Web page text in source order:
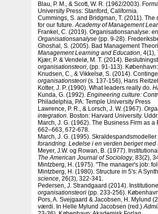
Blau, P. M., & Scott, W. R. (1962/2003).
University Press: Stanford, California.
Cummings, S. and Bridgman, T. (2011).
for our future.Academy of Management
Frankel, C. (2019). Organisationsanalyse:
Organisationsanalyse (pp. 9-28).
Ghoshal, S. (2005). Bad Management
Management Learning and Education, 4(1),
Kjær, P. & Vendelø, M. T. (2014).
organisationsteori, (pp. 91-113).
Knudsen, C., & Vikkelsø, S. (2014).
organisationsteori (s. 137-156), Hans
Kotter, J. P. (1990). What leaders really do.
Kunda, G. (1992). Engineering culture:
Philadelphia, PA: Temple University Press
Lawrence, P. R., & Lorsch, J. W. (1967).
integration. Boston: Harvard University.
March, J. G. (1962). The Business Firm as
662–663, 672-678.
March, J. G. (1995).
forandring. Ledelse i en verden beriget med
Meyer, J.W. og Rowan, B. (1977).
The American Journal of Sociology, 83(2),
Mintzberg, H. (1975). "The manager's job:
Mintzberg, H. (1980). Structure in 5's: A
science, 26(3), 322-341.
Pedersen, J. Strandgaard (2014).
organisationsteori (pp. 233-256).
Pors, A. Svejgaard & Jacobsen, H. Mylund
værdi. In Helle Mylund Jacobsen (red.)